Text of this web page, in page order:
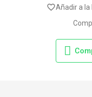
favorite_borderAñadir a